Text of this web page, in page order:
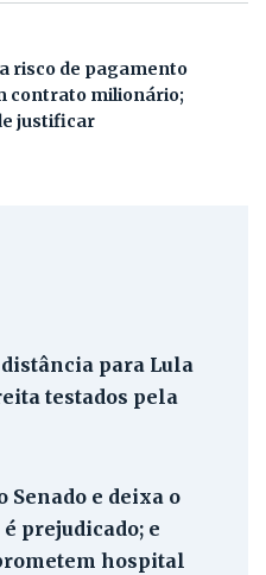
risco de pagamento
contrato milionário;
justificar
para Lula
testados pela
Senado e deixa o
prejudicado; e
hospital